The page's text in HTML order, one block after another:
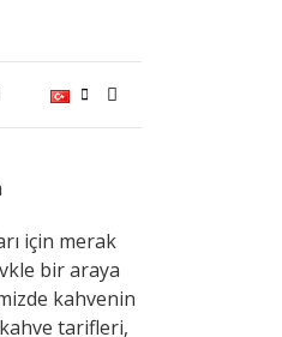
için merak
bir araya
kahvenin
tarifleri,